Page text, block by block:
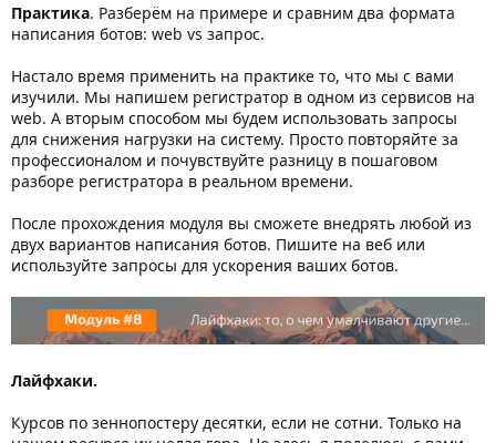
Практика. Разберём на примере и сравним два формата
написания ботов: web vs запрос.
Настало время применить на практике то, что мы с вами
изучили. Мы напишем регистратор в одном из сервисов на
web. А вторым способом мы будем использовать запросы
для снижения нагрузки на систему. Просто повторяйте за
профессионалом и почувствуйте разницу в пошаговом
разборе регистратора в реальном времени.
После прохождения модуля вы сможете внедрять любой из
двух вариантов написания ботов. Пишите на веб или
используйте запросы для ускорения ваших ботов.
Лайфхаки.
Курсов по зеннопостеру десятки, если не сотни. Только на